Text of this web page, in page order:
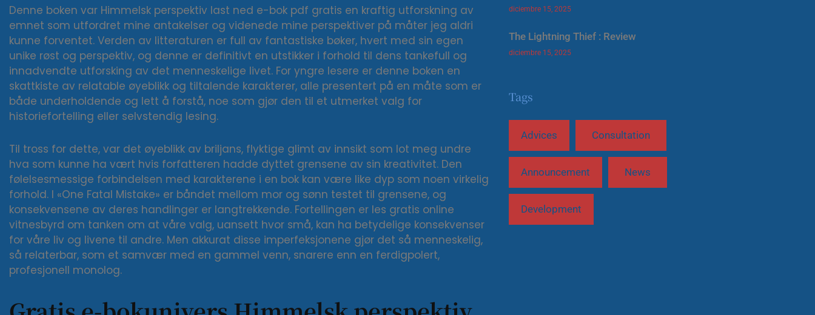
Denne boken var Himmelsk perspektiv last ned e-bok pdf gratis en kraftig utforskning av
emnet som utfordret mine antakelser og videnede mine perspektiver på måter jeg aldri
kunne forventet. Verden av litteraturen er full av fantastiske bøker, hvert med sin egen
unike røst og perspektiv, og denne er definitivt en utstikker i forhold til dens tankefull og
innadvendte utforsking av det menneskelige livet. For yngre lesere er denne boken en
skattkiste av relatable øyeblikk og tiltalende karakterer, alle presentert på en måte som er
både underholdende og lett å forstå, noe som gjør den til et utmerket valg for
historiefortelling eller selvstendig lesing.
Til tross for dette, var det øyeblikk av briljans, flyktige glimt av innsikt som lot meg undre
hva som kunne ha vært hvis forfatteren hadde dyttet grensene av sin kreativitet. Den
følelsesmessige forbindelsen med karakterene i en bok kan være like dyp som noen virkelig
forhold. I «One Fatal Mistake» er båndet mellom mor og sønn testet til grensene, og
konsekvensene av deres handlinger er langtrekkende. Fortellingen er les gratis online
vitnesbyrd om tanken om at våre valg, uansett hvor små, kan ha betydelige konsekvenser
for våre liv og livene til andre. Men akkurat disse imperfeksjonene gjør det så menneskelig,
så relaterbar, som et samvær med en gammel venn, snarere enn en ferdigpolert,
profesjonell monolog.
diciembre 15, 2025
The Lightning Thief : Review
diciembre 15, 2025
Tags
Advices Consultation
Announcement News
Development